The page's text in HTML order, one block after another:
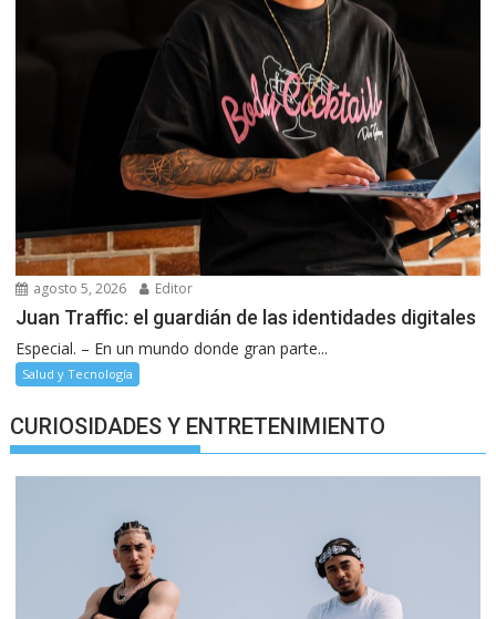
agosto 5, 2026 Editor
Juan Traffic: el guardián de las identidades digitales
Especial. – En un mundo donde gran parte...
Salud y Tecnología
CURIOSIDADES Y ENTRETENIMIENTO